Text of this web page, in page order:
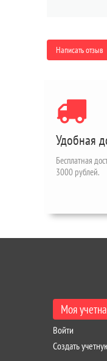
Написать отзыв
Удобная
Бесплатная
3000 рублей.
Моя
Войти
Создать